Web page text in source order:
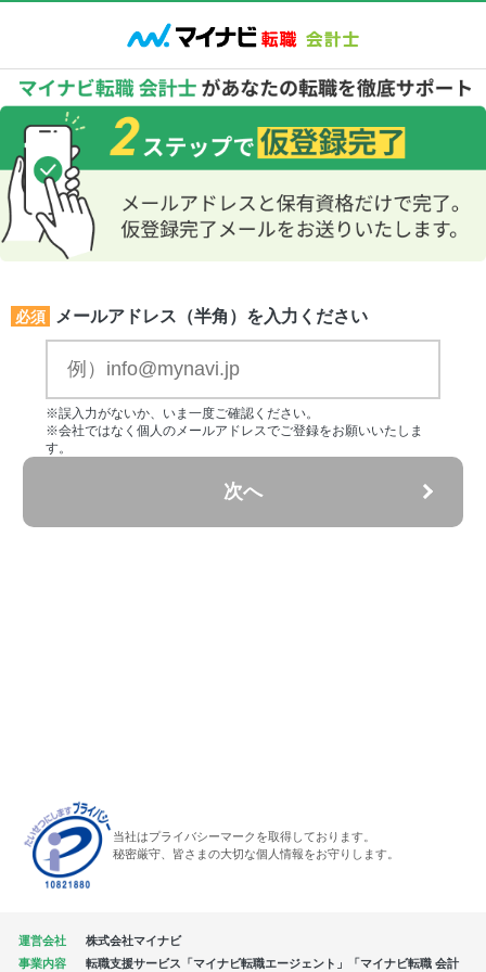
必須 メールアドレス（半角）を入力ください
※誤入力がないか、いま一度ご確認ください。
※会社ではなく個人のメールアドレスでご登録をお願いいたしま
す。
次へ
当社はプライバシーマークを取得しております。
秘密厳守、皆さまの大切な個人情報をお守りします。
運営会社
株式会社マイナビ
事業内容
転職支援サービス「マイナビ転職エージェント」「マイナビ転職 会計